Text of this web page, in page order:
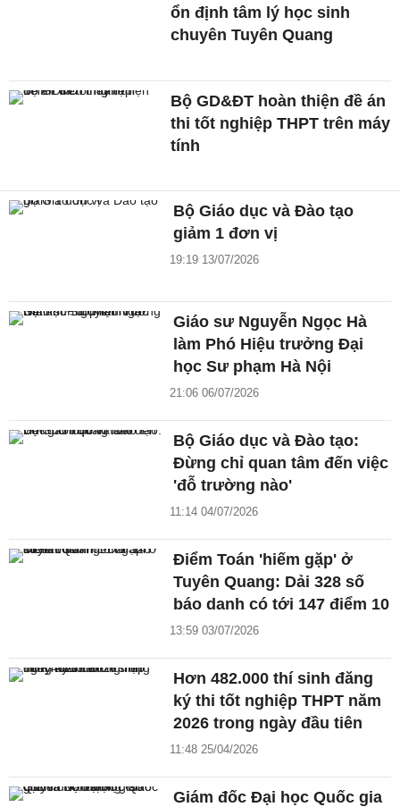
ổn định tâm lý học sinh
chuyên Tuyên Quang
Bộ GD&ĐT hoàn thiện đề án
thi tốt nghiệp THPT trên máy
tính
Bộ Giáo dục và Đào tạo
giảm 1 đơn vị
19:19 13/07/2026
Giáo sư Nguyễn Ngọc Hà
làm Phó Hiệu trưởng Đại
học Sư phạm Hà Nội
21:06 06/07/2026
Bộ Giáo dục và Đào tạo:
Đừng chỉ quan tâm đến việc
'đỗ trường nào'
11:14 04/07/2026
Điểm Toán 'hiếm gặp' ở
Tuyên Quang: Dải 328 số
báo danh có tới 147 điểm 10
13:59 03/07/2026
Hơn 482.000 thí sinh đăng
ký thi tốt nghiệp THPT năm
2026 trong ngày đầu tiên
11:48 25/04/2026
Giám đốc Đại học Quốc gia